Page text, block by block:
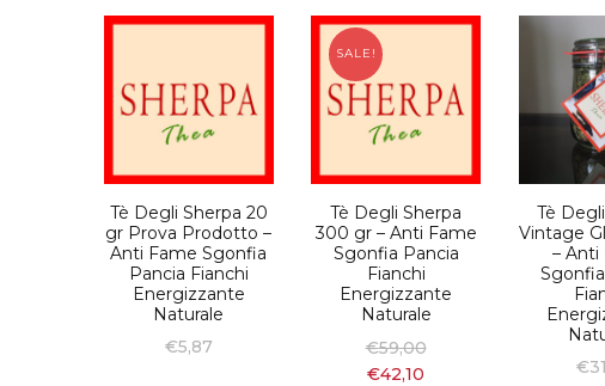
Tè Degli Sherpa 20
gr Prova Prodotto –
Anti Fame Sgonfia
Pancia Fianchi
Energizzante
Naturale
€5,87
SALE!
Tè Degli Sherpa
300 gr – Anti Fame
Sgonfia Pancia
Fianchi
Energizzante
Naturale
€59,00
€42,10
Tè
Vintage
– Anti
€